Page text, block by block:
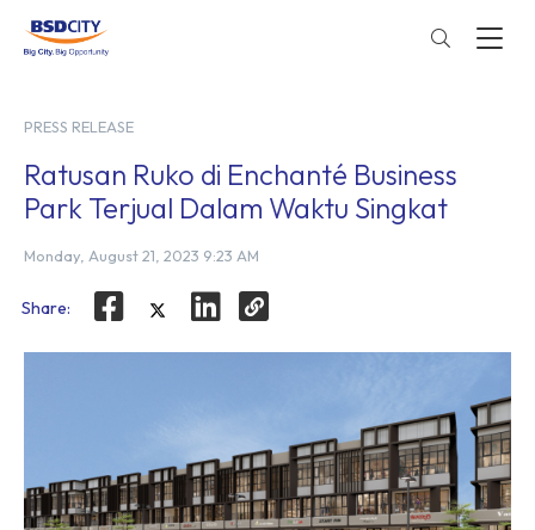
PRESS RELEASE
Ratusan Ruko di Enchanté Business
Park Terjual Dalam Waktu Singkat
Monday, August 21, 2023 9:23 AM
Share: